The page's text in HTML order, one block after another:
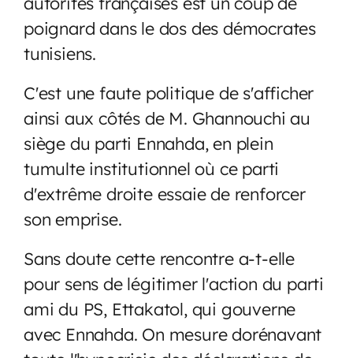
poignard dans le dos des démocrates
tunisiens.
C'est une faute politique de s'afficher
ainsi aux côtés de M. Ghannouchi au
siège du parti Ennahda, en plein
tumulte institutionnel où ce parti
d'extrême droite essaie de renforcer
son emprise.
Sans doute cette rencontre a-t-elle
pour sens de légitimer l'action du parti
ami du PS, Ettakatol, qui gouverne
avec Ennahda. On mesure dorénavant